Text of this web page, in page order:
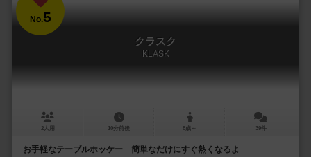
No.5
クラスク
KLASK
2人用 10分前後 8歳～ 39件
お手軽なテーブルホッケー 簡単なだけにすぐ熱くなるよ